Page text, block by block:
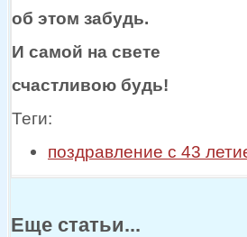
об этом забудь.
И самой на свете
счастливою будь!
Теги:
поздравление с 43
Еще статьи...